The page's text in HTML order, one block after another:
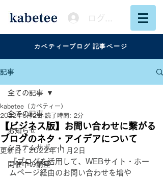
ログイン
カベティーブログ 記事ページ
記事
全ての記事
お知らせ
システムサポート
開催中の講座
全ての記事
【ビジネス版】お問い合わせに繋がる
ブログのネタ・アイデアについて
kabetee（カベティー）
2022年5月2日 読了時間: 2分
更新日： 2022年11月2日
『ブログを活用して 、WEBサイト・ホー
ムページ経由のお問い合わせを増や